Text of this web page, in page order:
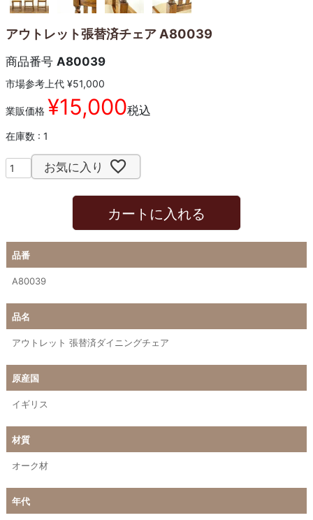
アウトレット張替済チェア A80039
商品番号 A80039
市場参考上代 ¥51,000
業販価格 ¥15,000税込
在庫数 1
お気に入り
カートに入れる
品番
A80039
品名
アウトレット 張替済ダイニングチェア
原産国
イギリス
材質
オーク材
年代